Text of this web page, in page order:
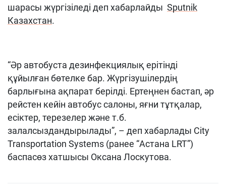
шарасы жүргізіледі деп хабарлайды Sputnik
Казахстан.
“Әр автобуста дезинфекциялық ерітінді
құйылған бөтелке бар. Жүргізушілердің
барлығына ақпарат берілді. Ертеңнен бастап, әр
рейстен кейін автобус салоны, яғни тұтқалар,
есіктер, терезелер және т.б.
залалсыздандырылады”, – деп хабарлады City
Transportation Systems (ранее “Астана LRT”)
баспасөз хатшысы Оксана Лоскутова.